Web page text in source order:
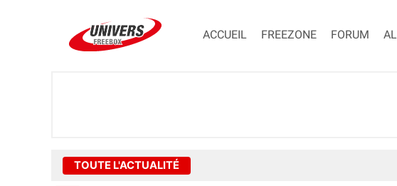
ACCUEIL FREEZONE FORUM
TOUTE L'ACTUALITÉ